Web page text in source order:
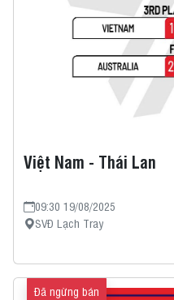
Việt Nam - Thái Lan
09:30 19/08/2025
SVĐ Lạch Tray
Đã ngừng bán